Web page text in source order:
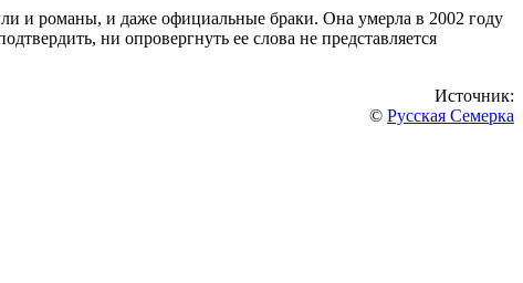
и романы, и даже официальные браки. Она умерла в 2002 году
ни опровергнуть ее слова не представляется
Источник:
© Русская Семерка